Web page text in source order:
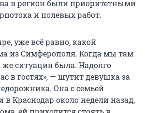
в регион были приоритетными
и полевых работ.
уже всё равно, какой
из Симферополя. Когда мы там
ситуация была. Надолго
в гостях», — шутит девушка за
Она с семьей
в Краснодар около недели назад,